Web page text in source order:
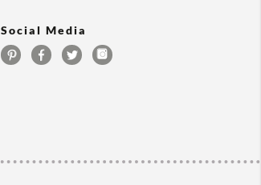
Social Media